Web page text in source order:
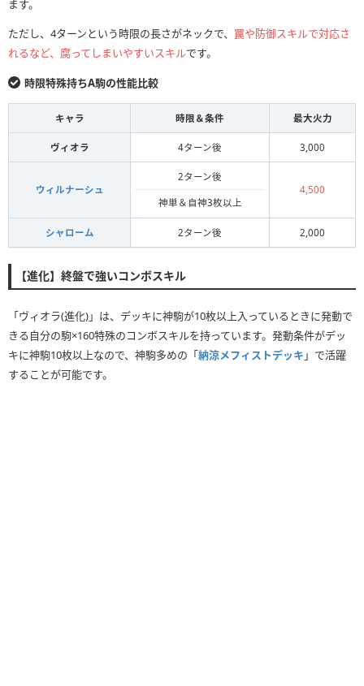
ます。
ただし、4ターンという時限の長さがネックで、 罠や防御スキルで対応さ
れるなど、腐ってしまいやすいスキルです。
時限特殊持ちA駒の性能比較
キャラ 時限＆条件 最大火力
ヴィオラ 4ターン後 3,000
ウィルナーシュ
2ターン後
神単＆自神3枚以上
4,500
シャローム 2ターン後 2,000
【進化】終盤で強いコンボスキル
「ヴィオラ(進化)」は、デッキに神駒が10枚以上入っているときに発動で
きる自分の駒×160特殊のコンボスキルを持っています。発動条件がデッ
キに神駒10枚以上なので、神駒多めの「納涼メフィストデッキ 」で活躍
することが可能です。